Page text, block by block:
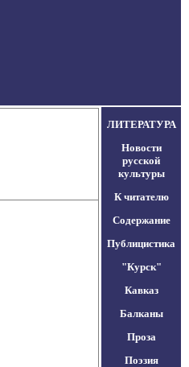
ЛИТЕРАТУРА
Новости
русской
культуры
К читателю
Содержание
Публицистика
"Курск"
Кавказ
Балканы
Проза
Поэзия